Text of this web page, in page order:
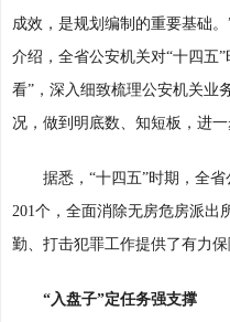
成效，是规划编制的重要基础
介绍，全省公安机关对“十四五
看”，深入细致梳理公安机关业
况，做到明底数、知短板，进一
据悉，“十四五”时期，全
201个，全面消除无房危房派出
勤、打击犯罪工作提供了有力保
“入盘子”定任务强支撑